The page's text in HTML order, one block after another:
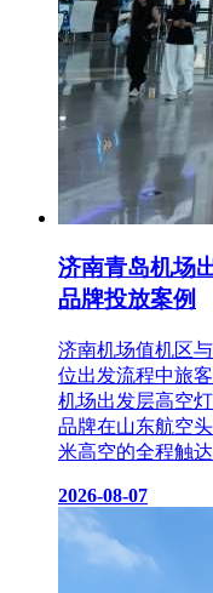
济南青岛机场
品牌投放案例
济南机场值机区
位出发流程中旅
机场出发层高空
品牌在山东航空
米高空的全程触达
2026-08-07